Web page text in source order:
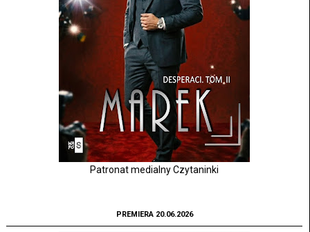
Patronat medialny Czytaninki
PREMIERA 20.06.2026